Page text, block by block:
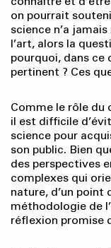
on pourrait
science n’a
l’art, alors la
pourquoi, dans
pertinent ? Ces
Comme le rôle du
il est difficile
science pour
son public. Bien
des perspectives
complexes qui
nature, d’un point
méthodologie de
réflexion promise